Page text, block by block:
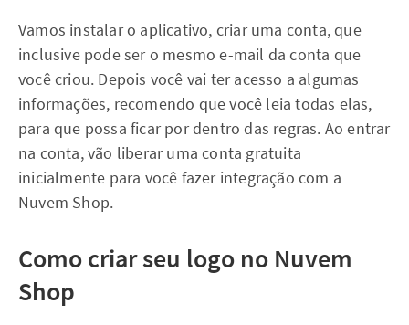
Vamos instalar o aplicativo, criar uma conta, que
inclusive pode ser o mesmo e-mail da conta que
você criou. Depois você vai ter acesso a algumas
informações, recomendo que você leia todas elas,
para que possa ficar por dentro das regras. Ao entrar
na conta, vão liberar uma conta gratuita
inicialmente para você fazer integração com a
Nuvem Shop.
Como criar seu logo no Nuvem
Shop